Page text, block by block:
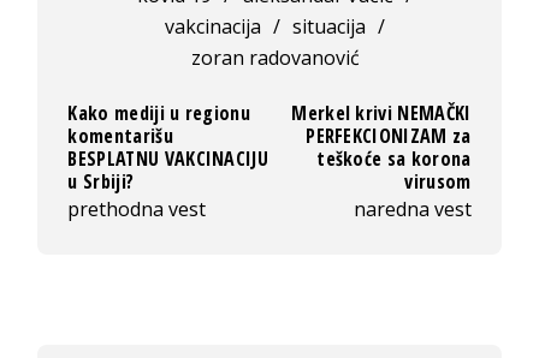
vakcinacija / situacija /
zoran radovanović
Kako mediji u regionu
komentarišu
BESPLATNU VAKCINACIJU
u Srbiji?
prethodna vest
Merkel krivi NEMAČKI
PERFEKCIONIZAM za
teškoće sa korona
virusom
naredna vest